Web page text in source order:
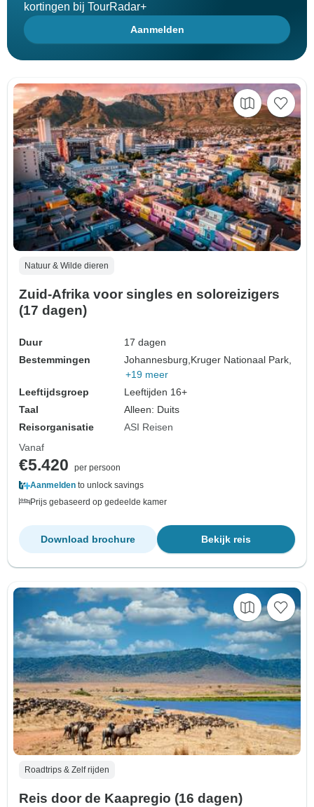
kortingen bij TourRadar+
Aanmelden
Natuur & Wilde dieren
Zuid-Afrika voor singles en soloreizigers
(17 dagen)
Duur
17 dagen
Bestemmingen
Johannesburg,Kruger Nationaal Park,
+19 meer
Leeftijdsgroep
Leeftijden 16+
Taal
Alleen: Duits
Reisorganisatie
ASI Reisen
Vanaf
€5.420
per persoon
Aanmelden to unlock savings
Prijs gebaseerd op gedeelde kamer
Bekijk reis
Download brochure
Roadtrips & Zelf rijden
Reis door de Kaapregio (16 dagen)